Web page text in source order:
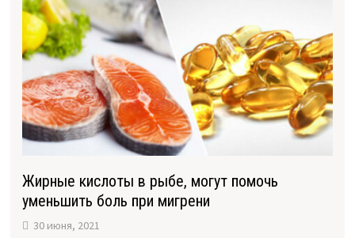
Жирные кислоты в рыбе, могут помочь
уменьшить боль при мигрени
30 июня, 2021